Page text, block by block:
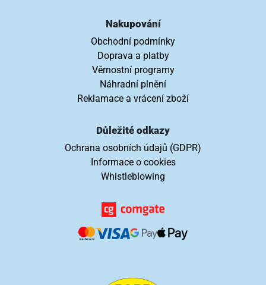
Nakupování
Obchodní podmínky
Doprava a platby
Věrnostní programy
Náhradní plnění
Reklamace a vrácení zboží
Důležité odkazy
Ochrana osobních údajů (GDPR)
Informace o cookies
Whistleblowing